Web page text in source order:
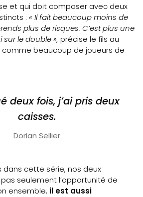
et qui doit composer avec deux
:« Il fait beaucoup moins de
plus de risques. C’est plus une
le double », précise le fils au
comme beaucoup de joueurs de
deux fois, j’ai pris deux
caisses.
Dorian Sellier
dans cette série, nos deux
seulement l’opportunité de
ensemble, il est aussi